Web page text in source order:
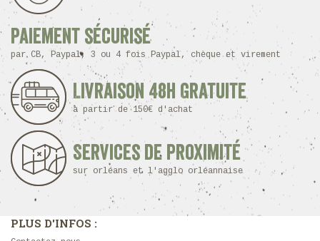
Paiement sécurisé
par CB, Paypal, 3 ou 4 fois Paypal, chèque et virement
Livraison 48h Gratuite
à partir de 150€ d'achat
Services de proximité
sur orléans et l'agglo orléannaise
PLUS D'INFOS :